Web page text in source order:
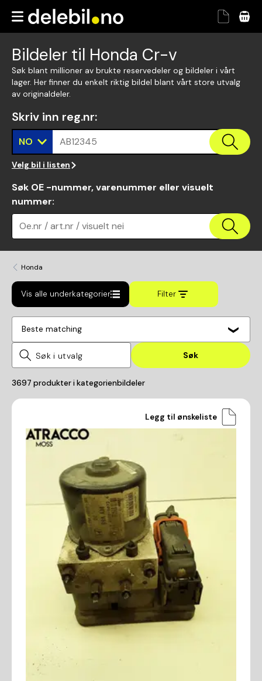
Bildeler til Honda Cr-v
Søk blant millioner av brukte reservedeler og bildeler i vårt
lager. Her finner du enkelt riktig bildel blant vårt store utvalg
av originaldeler.
Skriv inn reg.nr:
NO AB12345
Velg bil i listen
Søk OE -nummer, varenummer eller visuelt
nummer:
Oe.nr / art.nr / visuelt nei
Honda
Vis alle underkategorier Filter
Beste matching
Søk
3697 produkter i kategorienbildeler
Legg til ønskeliste